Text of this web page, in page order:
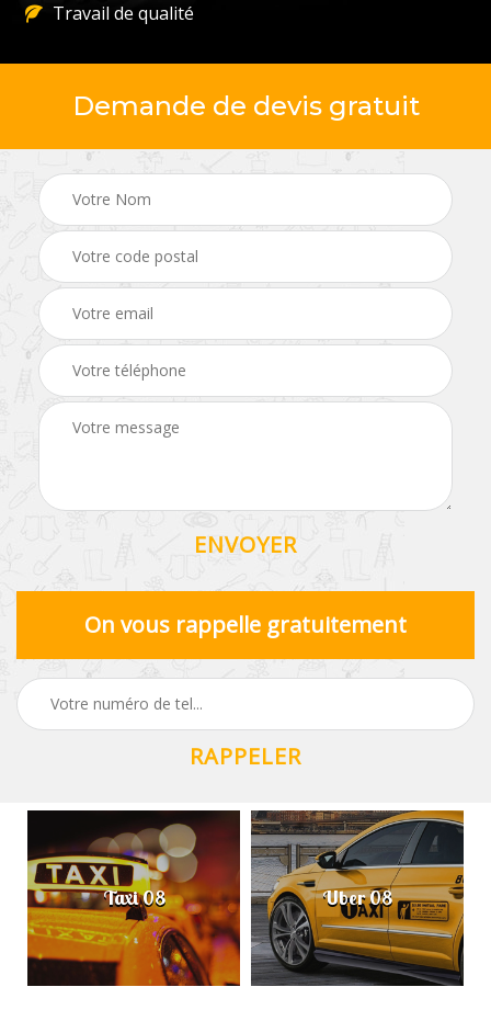
Travail de qualité
Demande de devis gratuit
On vous rappelle gratuitement
Taxi 08 Uber 08